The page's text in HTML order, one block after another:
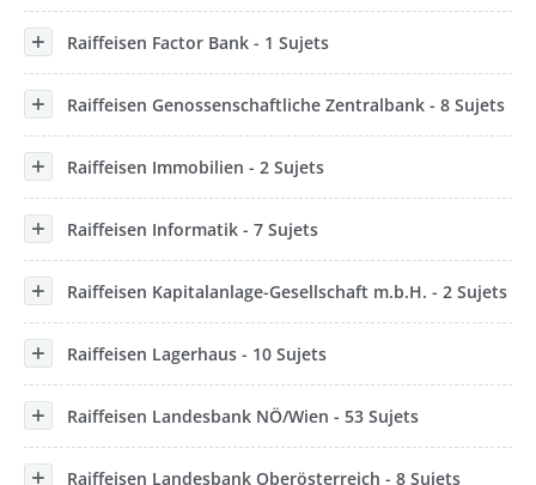
Raiffeisen Factor Bank - 1 Sujets
Raiffeisen Genossenschaftliche Zentralbank - 8 Sujets
Raiffeisen Immobilien - 2 Sujets
Raiffeisen Informatik - 7 Sujets
Raiffeisen Kapitalanlage-Gesellschaft m.b.H. - 2 Sujets
Raiffeisen Lagerhaus - 10 Sujets
Raiffeisen Landesbank NÖ/Wien - 53 Sujets
Raiffeisen Landesbank Oberösterreich - 8 Sujets